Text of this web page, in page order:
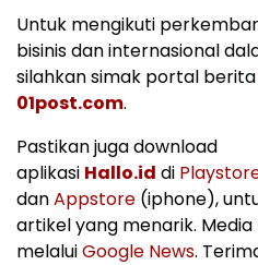
Untuk mengikuti
bisinis dan internasional
silahkan simak portal berita
01post.com.
Pastikan juga download
aplikasi Hallo.id di
danAppstore (iphone),
artikel yang menarik.
melaluiGoogle News.